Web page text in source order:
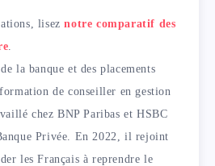
liseznotre comparatif des
.
la banque et des placements
de conseiller en gestion
chez BNP Paribas et HSBC
Privée. En 2022, il rejoint
les Français à reprendre le